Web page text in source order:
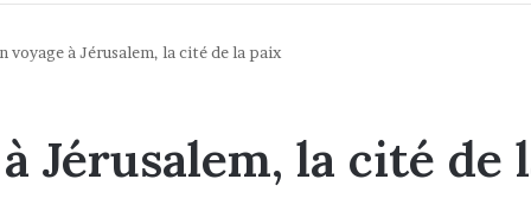
voyage à Jérusalem, la cité de la paix
Jérusalem, la cité de